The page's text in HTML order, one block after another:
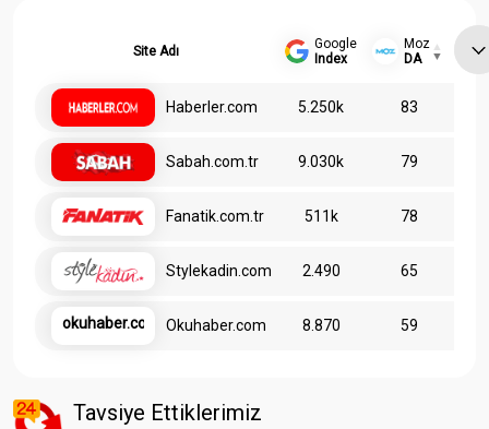
Site Adı
Google
Index
Moz
DA
Haberler.com 5.250k 83
Sabah.com.tr 9.030k 79
Fanatik.com.tr 511k 78
Stylekadin.com 2.490 65
okuhaber.com Okuhaber.com 8.870 59
Tavsiye Ettiklerimiz